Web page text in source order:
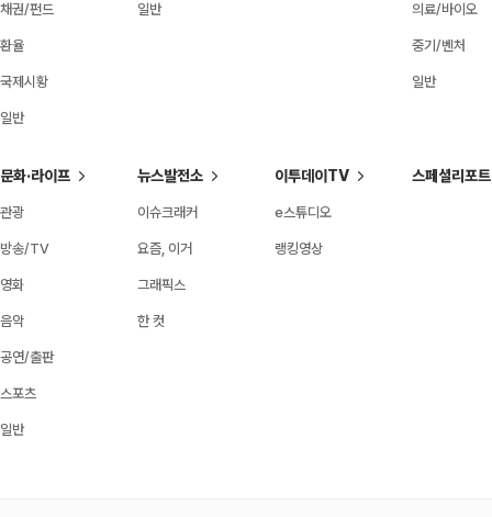
채권/펀드
환율
국제시황
일반
일반 의료/바이오
중기/벤처
일반
문화·라이프
관광
방송/TV
영화
음악
공연/출판
스포츠
일반
뉴스발전소
이슈크래커
요즘, 이거
그래픽스
한 컷
이투데이TV
e스튜디오
랭킹영상
스페셜리포트